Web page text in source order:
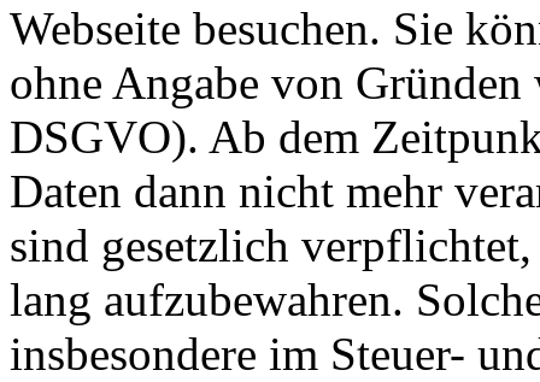
Webseite besuchen. Sie
ohne Angabe von
DSGVO). Ab dem
Daten dann nicht mehr
sind gesetzlich
lang aufzubewahren.
insbesondere im Steuer-